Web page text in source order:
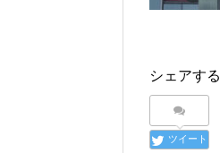
シェアする
ツイート